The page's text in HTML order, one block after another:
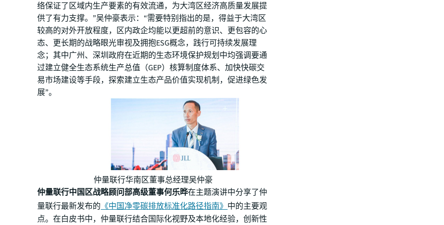
络保证了区域内生产要素的有效流通，为大湾区经济高质量发展提
供了有力支撑。”吴仲豪表示：“需要特别指出的是，得益于大湾区
较高的对外开放程度，区内政企均能以更超前的意识、更包容的心
态、更长期的战略眼光审视及拥抱ESG概念，践行可持续发展理
念；其中广州、深圳政府在近期的生态环境保护规划中均强调要通
过建立健全生态系统生产总值（GEP）核算制度体系、加快快碳交
易市场建设等手段，探索建立生态产品价值实现机制，促进绿色发
展”。
仲量联行华南区董事总经理吴仲豪
仲量联行中国区战略顾问部高级董事何乐晔在主题演讲中分享了仲
量联行最新发布的 《中国净零碳排放标准化路径指南》 中的主要观
点。在白皮书中，仲量联行结合国际化视野及本地化经验，创新性